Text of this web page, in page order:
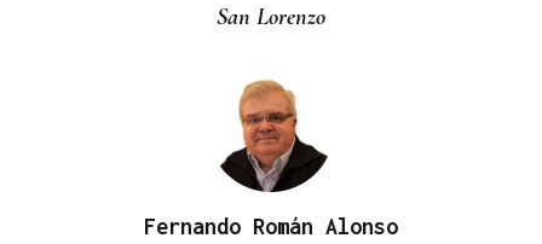
San Lorenzo
Fernando Román Alonso